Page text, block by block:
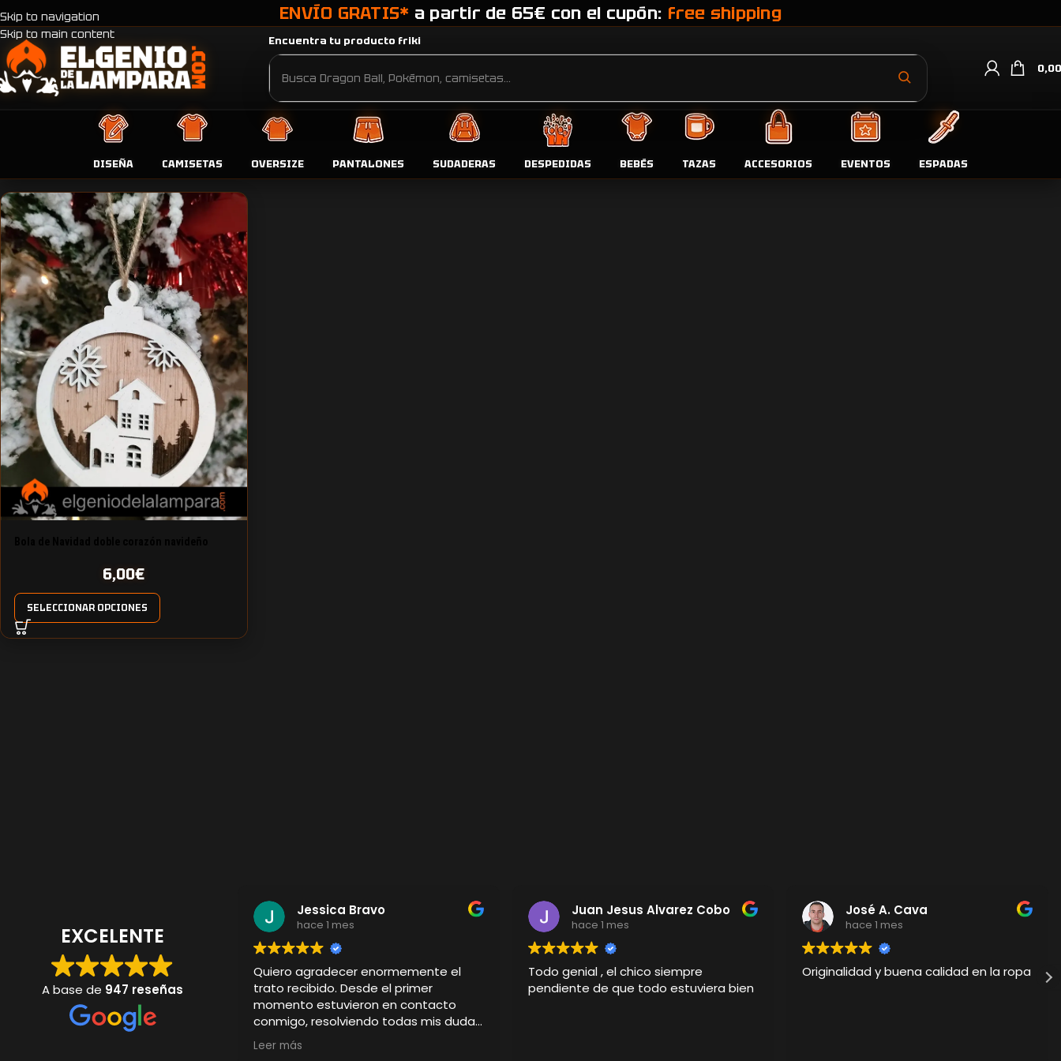
Skip to navigation
Skip to main content
ENVÍO GRATIS* a partir de 65€ con el cupón: free shipping
Encuentra tu producto friki
0,00
DISEÑA CAMISETAS OVERSIZE PANTALONES SUDADERAS DESPEDIDAS BEBÉS TAZAS ACCESORIOS EVENTOS ESPADAS
Productos etiquetados “Bola de Navidad doble corazón navideño” Productos por página 24 36
6,00€
SELECCIONAR OPCIONES
EXCELENTE
A base de 947 reseñas
Jessica Bravo
hace 1 mes
Quiero agradecer enormemente el
trato recibido. Desde el primer
momento estuvieron en contacto
conmigo, resolviendo todas mis dudas
y cuidando cada detalle del pedido.
La camiseta personalizada ha
Leer más
Juan Jesus Alvarez Cobo
hace 1 mes
Todo genial , el chico siempre
pendiente de que todo estuviera bien
José A. Cava
hace 1 mes
Originalidad y buena calidad en la ropa